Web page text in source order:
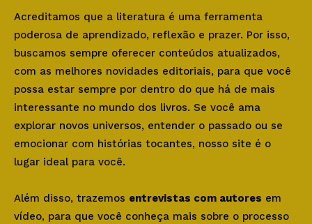
Acreditamos que a literatura é uma ferramenta
poderosa de aprendizado, reflexão e prazer. Por isso,
buscamos sempre oferecer conteúdos atualizados,
com as melhores novidades editoriais, para que você
possa estar sempre por dentro do que há de mais
interessante no mundo dos livros. Se você ama
explorar novos universos, entender o passado ou se
emocionar com histórias tocantes, nosso site é o
lugar ideal para você.
Além disso, trazemos entrevistas com autores em
vídeo, para que você conheça mais sobre o processo